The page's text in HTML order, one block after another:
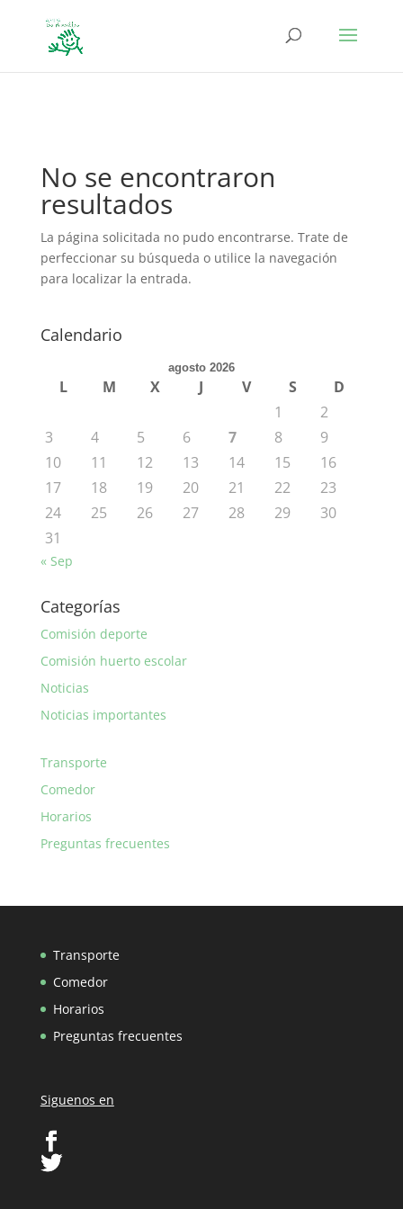
No se encontraron
resultados
La página solicitada no pudo encontrarse. Trate de
perfeccionar su búsqueda o utilice la navegación
para localizar la entrada.
Calendario
agosto 2026
L M X J V S
D
1
2
3
4 5 6 7 8
9
10
11 12 13 14 15
16
17
18 19 20 21 22
23
24
25 26 27 28 29
30
31
« Sep
Categorías
Comisión deporte
Comisión huerto escolar
Noticias
Noticias importantes
Transporte
Comedor
Horarios
Preguntas frecuentes
Transporte
Comedor
Horarios
Preguntas frecuentes
Siguenos en